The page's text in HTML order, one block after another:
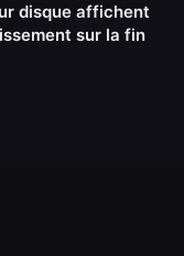
disque affichent
sur la fin